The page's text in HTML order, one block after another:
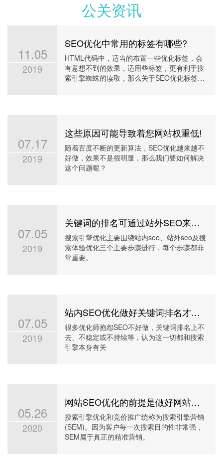
公关资讯
11.05
2019
SEO优化中常用的标签有哪些?
HTML代码中，适当的布置一些优化标签，会
有意想不到的效果，适用些标签，更有利于搜
索引擎蜘蛛的读取，那么关于SEO优化标签的
07.17
2019
这些原因可能导致着您网站权重低!
随着百度不断的更新算法，SEO优化越来越不
好做，效果不是很明显，那么我们要如何解决
这个问题呢？
07.05
2019
关键词的排名可通过站外SEO来提高
搜索引擎优化主要围绕站内seo、站外seo及搜
索体验优化三个主要步骤进行，每个步骤都非
常重要。
07.05
2019
站内SEO优化做好关键词排名才跟稳定
很多优化师抱怨SEO不好做，关键词排名上不
去、不稳定或不持续等，认为这一切都和搜索
引擎本身有关
05.26
2020
网站SEO优化的前提是做好网站定位和关键词分析
搜索引擎优化和竞价推广统称为搜索引擎营销
(SEM)。因为客户每一次搜索目的性非常强，
SEM属于真正的精准营销。